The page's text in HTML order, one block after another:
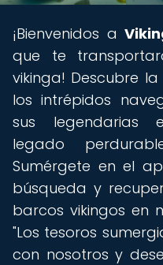
¡Bienvenidos a
que te
vikinga! Descubre
los intrépidos
sus legendarias
legado
Sumérgete en el
búsqueda y
barcos vikingos en
"Los tesoros
con nosotros y